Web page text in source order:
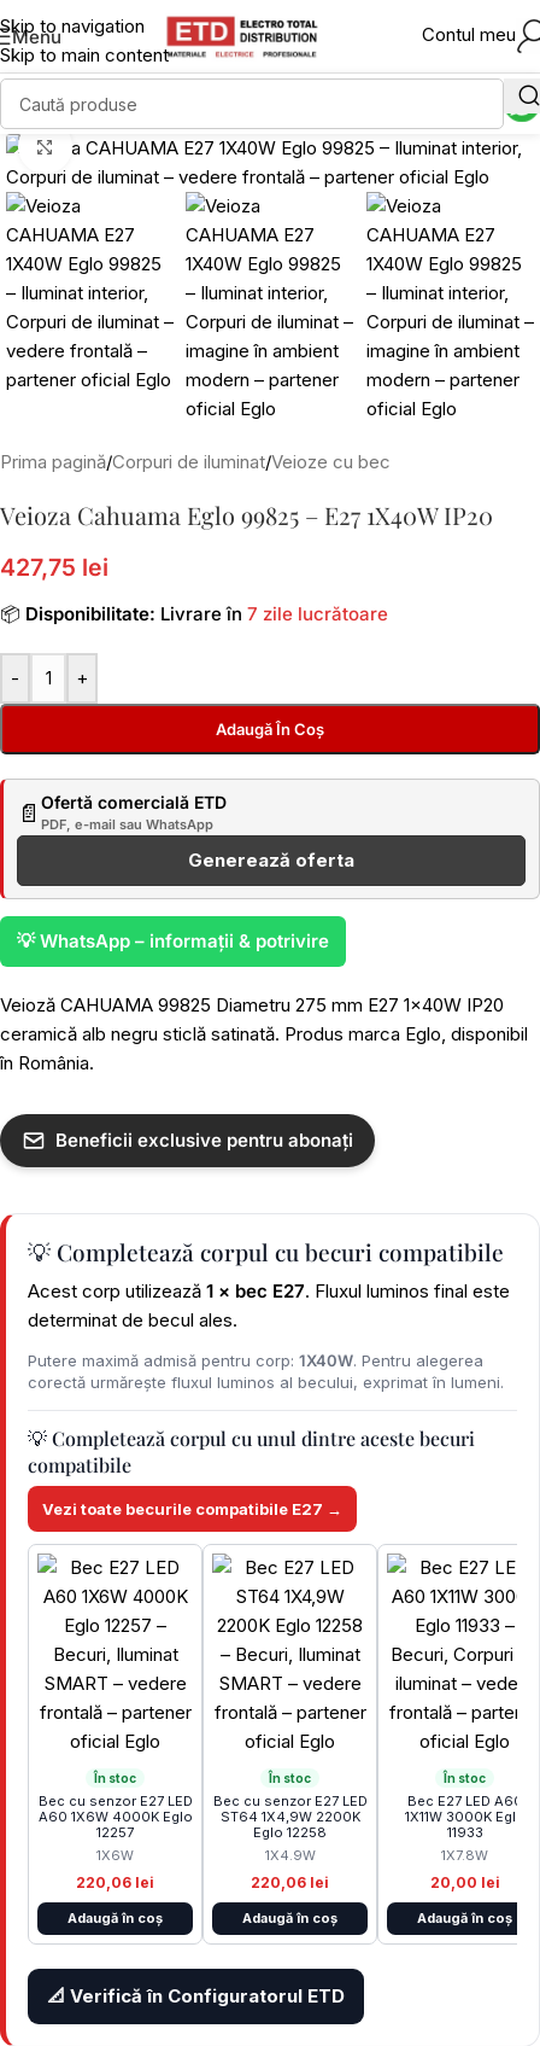
Skip to navigation
Skip to main content
Menu Contul meu
Click to enlarge
Prima pagină/Corpuri de iluminat/Veioze cu bec
Veioza Cahuama Eglo 99825 – E27 1X40W IP20
427,75 lei
📦 Disponibilitate: Livrare în 7 zile lucrătoare
- +
Adaugă În Coș
📄 Ofertă comercială ETD
PDF, e-mail sau WhatsApp
Generează oferta
💡 WhatsApp – informații & potrivire
Veioză CAHUAMA 99825 Diametru 275 mm E27 1x40W IP20
ceramică alb negru sticlă satinată. Produs marca Eglo, disponibil
în România.
Beneficii exclusive pentru abonați
💡 Completează corpul cu becuri compatibile
Acest corp utilizează 1 × bec E27. Fluxul luminos final este
determinat de becul ales.
Putere maximă admisă pentru corp: 1X40W. Pentru alegerea
corectă urmărește fluxul luminos al becului, exprimat în lumeni.
💡 Completează corpul cu unul dintre aceste becuri
compatibile
Vezi toate becurile compatibile E27 →
În stoc
Bec cu senzor E27 LED
A60 1X6W 4000K Eglo
12257
1X6W
220,06 lei
Adaugă în coș
În stoc
Bec cu senzor E27 LED
ST64 1X4,9W 2200K
Eglo 12258
1X4.9W
220,06 lei
Adaugă în coș
În stoc
Bec E27 LED A60
1X11W 3000K Eglo
11933
1X7.8W
20,00 lei
Adaugă în coș
📐 Verifică în Configuratorul ETD